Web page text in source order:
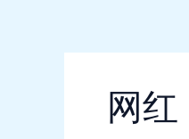
网红